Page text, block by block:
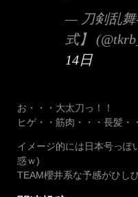
— 刀剣乱舞
式】
14日
お・・・大太刀っ！！
ヒゲ・・筋肉・・・長髪・
イメージ的には日本号っぽ
惑ｗ)
TEAM櫻井系な予感がひし